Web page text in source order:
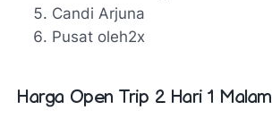
Candi Arjuna
Pusat oleh2x
Harga Open Trip 2 Hari 1 Malam